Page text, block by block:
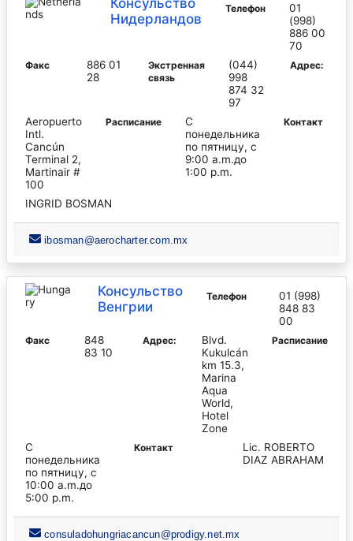
Нидерландов
Телефон
01
(998)
886 00
70
Факс
886 01
28
Экстренная
связь
(044)
998
874 32
97
Адрес:
Aeropuerto
Intl.
Cancún
Terminal 2,
Martinair #
100
Pасписание
С
понедельника
по пятницу, с
9:00 a.m.до
1:00 p.m.
Контакт
INGRID BOSMAN
ibosman@aerocharter.com.mx
Консульство
Венгрии
Телефон
01 (998)
848 83
00
Факс
848
83 10
Адрес:
Blvd.
Kukulcán
km 15.3,
Marina
Aqua
World,
Hotel
Zone
Pасписание
С
понедельника
по пятницу, с
10:00 a.m.до
5:00 p.m.
Контакт
Lic. ROBERTO
DIAZ ABRAHAM
consuladohungriacancun@prodigy.net.mx